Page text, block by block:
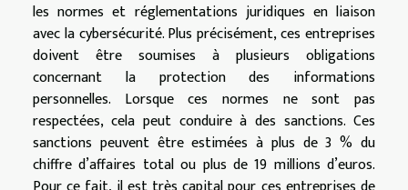
les normes et réglementations juridiques en liaison
avec la cybersécurité. Plus précisément, ces entreprises
doivent être soumises à plusieurs obligations
concernant la protection des informations
personnelles. Lorsque ces normes ne sont pas
respectées, cela peut conduire à des sanctions. Ces
sanctions peuvent être estimées à plus de 3 % du
chiffre d’affaires total ou plus de 19 millions d’euros.